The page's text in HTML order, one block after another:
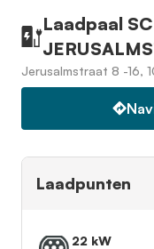
Laadpaal
Jerusalmstraat 8 -16,
Laadpunten
22 kW